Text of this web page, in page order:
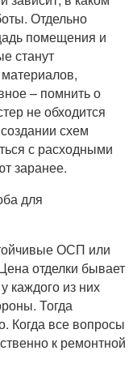
Отдельно
помещения и
станут
– помнить о
не обходится
схем
с расходными
заранее.
для
ОСП или
отделки бывает
каждого из них
Тогда
Когда все вопросы
к ремонтной